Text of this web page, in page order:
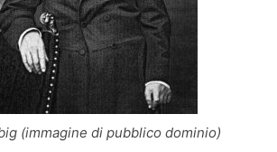
(immagine di pubblico dominio)